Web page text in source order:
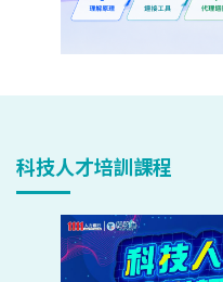
科技人才培訓課程